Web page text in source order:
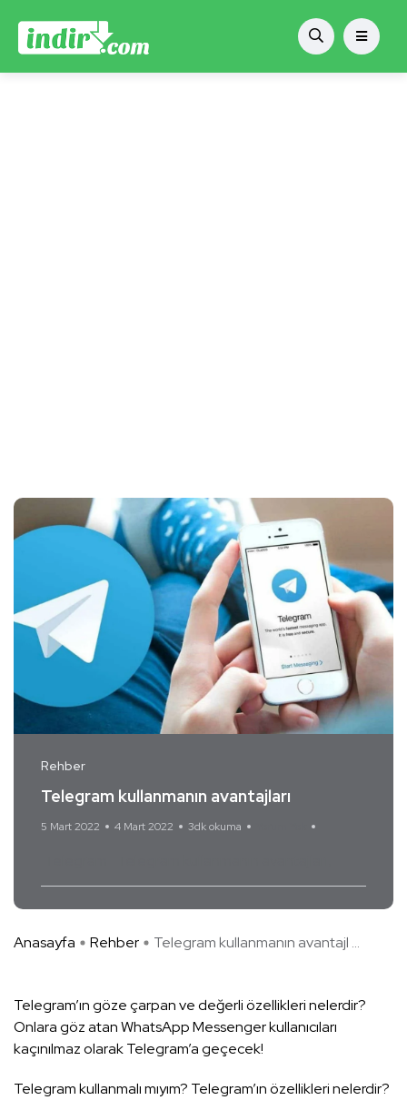
Rehber
Telegram kullanmanın avantajları
5 Mart 2022 4 Mart 2022 3dk okuma
Anasayfa Rehber Telegram kullanmanın avantajl ...
Telegram’ın göze çarpan ve değerli özellikleri nelerdir?
Onlara göz atan WhatsApp Messenger kullanıcıları
kaçınılmaz olarak Telegram’a geçecek!
Telegram kullanmalı mıyım? Telegram’ın özellikleri nelerdir?